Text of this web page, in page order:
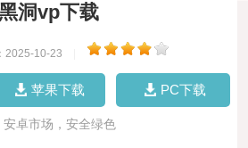
洞vp下载
2025-10-23
苹果下载 PC下载
安卓市场，安全绿色